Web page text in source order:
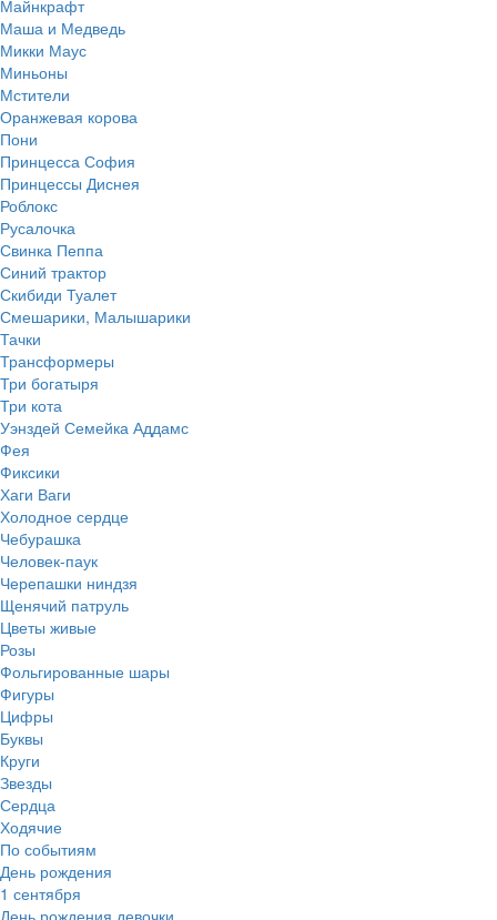
Майнкрафт
Маша и Медведь
Микки Маус
Миньоны
Мстители
Оранжевая корова
Пони
Принцесса София
Принцессы Диснея
Роблокс
Русалочка
Свинка Пеппа
Синий трактор
Скибиди Туалет
Смешарики, Малышарики
Тачки
Трансформеры
Три богатыря
Три кота
Уэнздей Семейка Аддамс
Фея
Фиксики
Хаги Ваги
Холодное сердце
Чебурашка
Человек-паук
Черепашки ниндзя
Щенячий патруль
Цветы живые
Розы
Фольгированные шары
Фигуры
Цифры
Буквы
Круги
Звезды
Сердца
Ходячие
По событиям
День рождения
1 сентября
День рождения девочки